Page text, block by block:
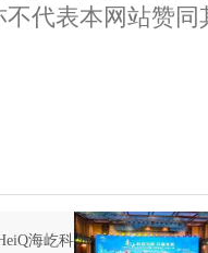
代表本网站赞
海屹科